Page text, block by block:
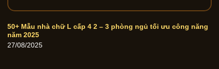
50+ Mẫu nhà chữ L cấp 4 2 – 3 phòng ngủ tối ưu công năng
năm 2025
27/08/2025